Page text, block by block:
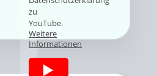
zu
YouTube.
Weitere
Informationen